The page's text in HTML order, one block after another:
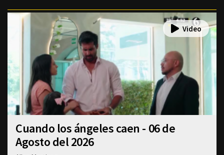
Cuando los ángeles caen - 06 de
Agosto del 2026